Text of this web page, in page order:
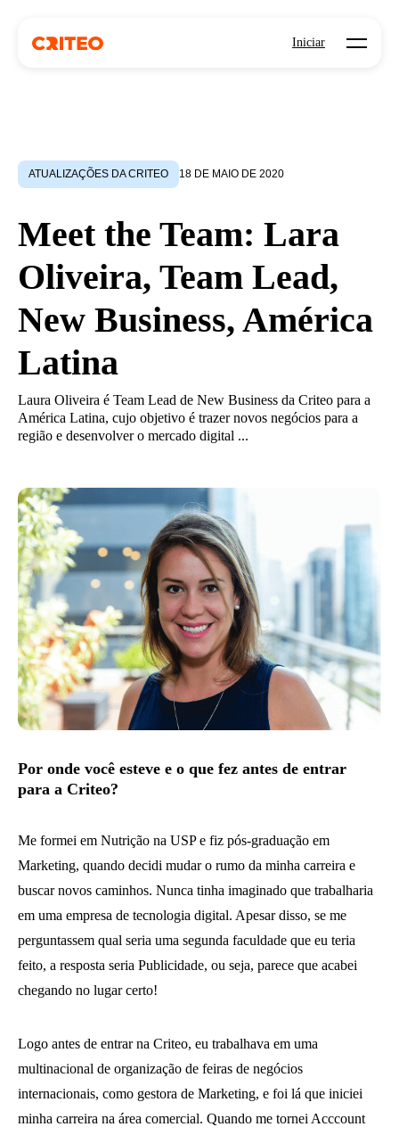
Iniciar Open
ATUALIZAÇÕES DA CRITEO 18 DE MAIO DE 2020
Meet the Team: Lara
Oliveira, Team Lead,
New Business, América
Latina
Laura Oliveira é Team Lead de New Business da Criteo para a
América Latina, cujo objetivo é trazer novos negócios para a
região e desenvolver o mercado digital ...
Por onde você esteve e o que fez antes de entrar
para a Criteo?
Me formei em Nutrição na USP e fiz pós-graduação em
Marketing, quando decidi mudar o rumo da minha carreira e
buscar novos caminhos. Nunca tinha imaginado que trabalharia
em uma empresa de tecnologia digital. Apesar disso, se me
perguntassem qual seria uma segunda faculdade que eu teria
feito, a resposta seria Publicidade, ou seja, parece que acabei
chegando no lugar certo!
Logo antes de entrar na Criteo, eu trabalhava em uma
multinacional de organização de feiras de negócios
internacionais, como gestora de Marketing, e foi lá que iniciei
minha carreira na área comercial. Quando me tornei Acccount